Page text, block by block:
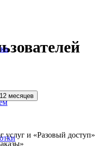
12 месяцев
услуг и «Разовый доступ»